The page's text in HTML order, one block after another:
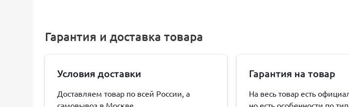
Гарантия и доставка товара
Условия доставки
Доставляем товар по всей России, а
самовывоз в Москве
Гарантия на товар
На весь товар есть
но есть особенности по